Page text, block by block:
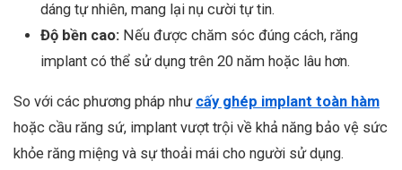
dáng tự nhiên, mang lại nụ cười tự tin.
Độ bền cao: Nếu được chăm sóc đúng cách, răng
implant có thể sử dụng trên 20 năm hoặc lâu hơn.
So với các phương pháp như cấy ghép implant toàn hàm
hoặc cầu răng sứ, implant vượt trội về khả năng bảo vệ sức
khỏe răng miệng và sự thoải mái cho người sử dụng.